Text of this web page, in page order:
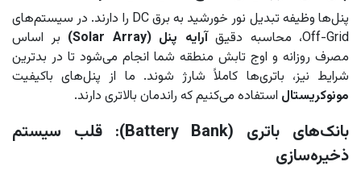
پنل‌ها وظیفه تبدیل نور خورشید به برق DC را دارند. در سیستم‌های
Off-Grid، محاسبه دقیق
آرایه پنل (Solar Array)
بر اساس
مصرف روزانه و اوج تابش منطقه شما انجام می‌شود تا در بدترین
شرایط نیز، باتری‌ها کاملاً شارژ شوند. ما از پنل‌های باکیفیت
مونوکریستال استفاده می‌کنیم که راندمان بالاتری دارند.
بانک‌های باتری (Battery Bank): قلب سیستم
ذخیره‌سازی